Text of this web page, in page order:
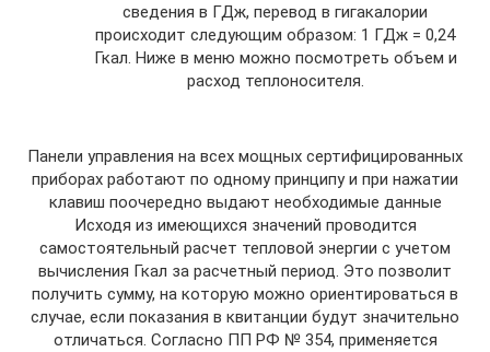
сведения в ГДж, перевод в гигакалории
происходит следующим образом: 1 ГДж = 0,24
Гкал. Ниже в меню можно посмотреть объем и
расход теплоносителя.
Панели управления на всех мощных сертифицированных
приборах работают по одному принципу и при нажатии
клавиш поочередно выдают необходимые данные
Исходя из имеющихся значений проводится
самостоятельный расчет тепловой энергии с учетом
вычисления Гкал за расчетный период. Это позволит
получить сумму, на которую можно ориентироваться в
случае, если показания в квитанции будут значительно
отличаться. Согласно ПП РФ № 354, применяется